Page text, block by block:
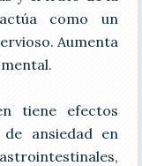
como un
Aumenta
tiene efectos
ansiedad en